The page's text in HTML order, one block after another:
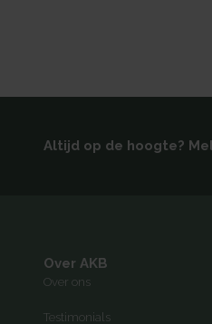
Altijd op de hoogte?
Over AKB
Over ons
Testimonials